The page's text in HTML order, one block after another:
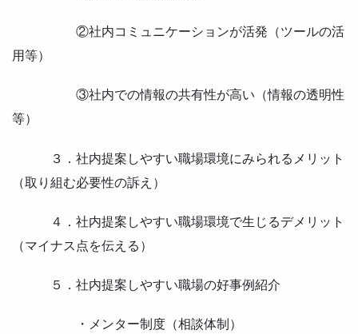
②社内コミュニケーションが活発（ツールの活
用等）
③社内での情報の共有性が高い（情報の透明性
等）
３．社内提案しやすい職場環境にみられるメリット
（取り組む必要性の訴え）
４．社内提案しやすい職場環境で生じるデメリット
（マイナス点を伝える）
５．社内提案しやすい職場の好事例紹介
・メンター制度（相談体制）